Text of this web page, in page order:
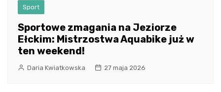
Sport
Sportowe zmagania na Jeziorze
Ełckim: Mistrzostwa Aquabike już w
ten weekend!
Daria Kwiatkowska 27 maja 2026